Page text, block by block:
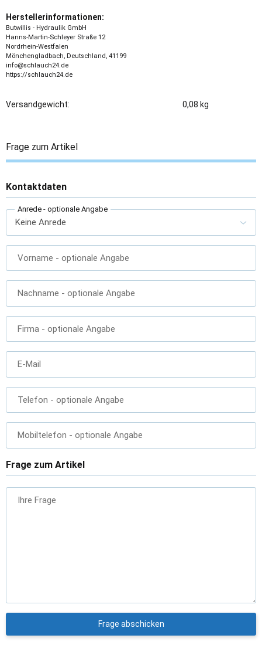
Herstellerinformationen:
Butwillis - Hydraulik GmbH
Hanns-Martin-Schleyer Straße 12
Nordrhein-Westfalen
Mönchengladbach, Deutschland, 41199
info@schlauch24.de
https://schlauch24.de
Versandgewicht: 0,08 kg
Frage zum Artikel
Kontaktdaten
Anrede - optionale Angabe
Vorname - optionale Angabe
Nachname - optionale Angabe
Firma - optionale Angabe
E-Mail
Telefon - optionale Angabe
Mobiltelefon - optionale Angabe
Frage zum Artikel
Ihre Frage
Frage abschicken